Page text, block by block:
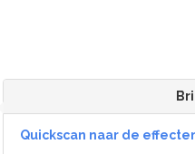
Quickscan naar de